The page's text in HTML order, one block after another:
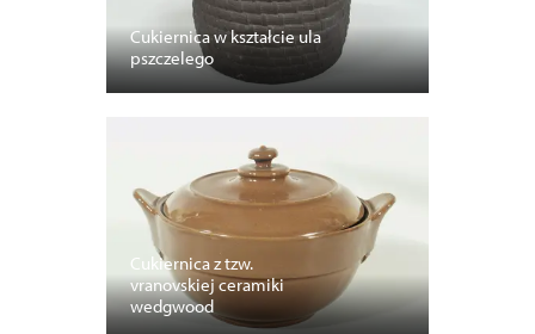
Cukiernica w kształcie ula
pszczelego
Cukiernica z tzw.
vranovskiej ceramiki
wedgwood